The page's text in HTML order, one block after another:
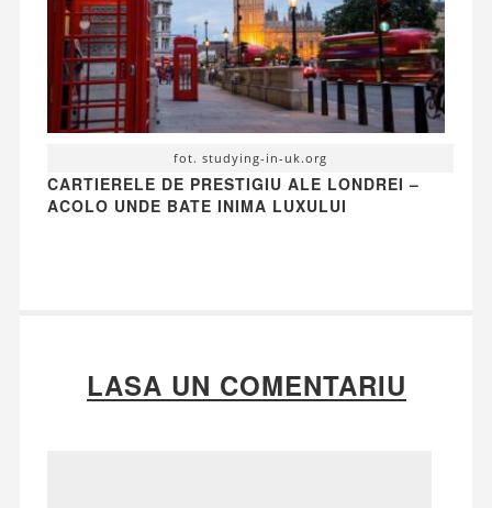
fot. studying-in-uk.org
CARTIERELE DE PRESTIGIU ALE LONDREI –
ACOLO UNDE BATE INIMA LUXULUI
LASA UN COMENTARIU